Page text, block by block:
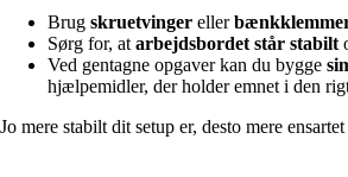
Brug skruetvinger eller
Sørg for, at arbejdsbordet står stabilt
Ved gentagne opgaver kan du bygge
hjælpemidler, der holder emnet i den
Jo mere stabilt dit setup er, desto mere